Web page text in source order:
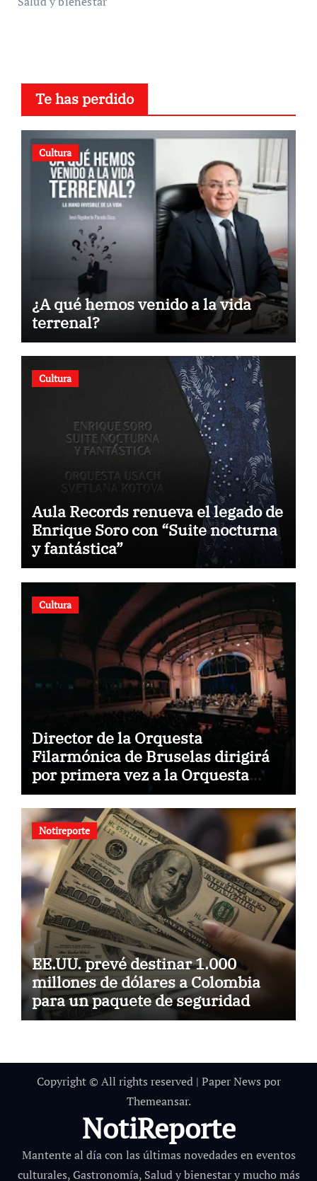
Te has perdido
Cultura
¿A qué hemos venido a la vida
terrenal?
Cultura
Aula Records renueva el legado de
Enrique Soro con “Suite nocturna
y fantástica”
Cultura
Director de la Orquesta
Filarmónica de Bruselas dirigirá
por primera vez a la Orquesta
Usach
Notireporte
EE.UU. prevé destinar 1.000
millones de dólares a Colombia
para un paquete de seguridad
Copyright © All rights reserved | Paper News por
Themeansar.
NotiReporte
Mantente al día con las últimas novedades en eventos
culturales, Gastronomía, Salud y bienestar y mucho más